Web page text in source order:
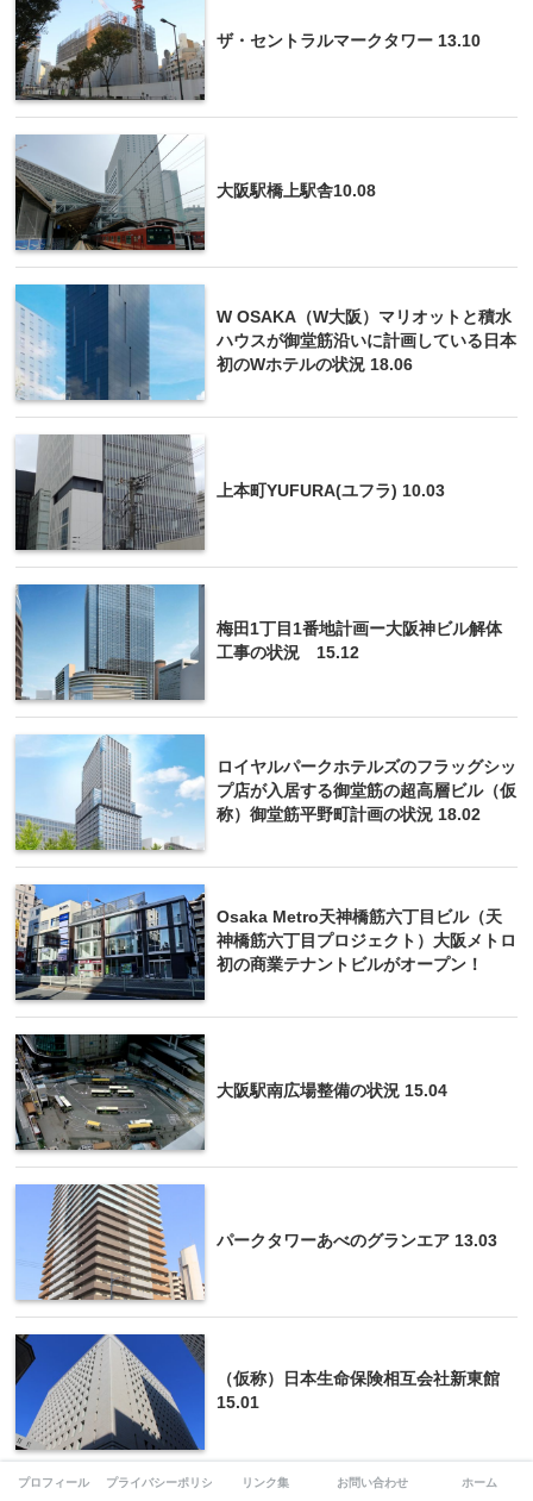
ザ・セントラルマークタワー 13.10
大阪駅橋上駅舎10.08
W OSAKA（W大阪）マリオットと積水
ハウスが御堂筋沿いに計画している日本
初のWホテルの状況 18.06
上本町YUFURA(ユフラ) 10.03
梅田1丁目1番地計画ー大阪神ビル解体
工事の状況 15.12
ロイヤルパークホテルズのフラッグシッ
プ店が入居する御堂筋の超高層ビル（仮
称）御堂筋平野町計画の状況 18.02
Osaka Metro天神橋筋六丁目ビル（天
神橋筋六丁目プロジェクト）大阪メトロ
初の商業テナントビルがオープン！
大阪駅南広場整備の状況 15.04
パークタワーあべのグランエア 13.03
（仮称）日本生命保険相互会社新東館
15.01
プロフィール プライバシーポリシー リンク集 お問い合わせ ホーム